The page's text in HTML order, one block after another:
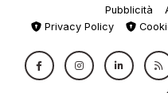
Pubblicità
Privacy Policy